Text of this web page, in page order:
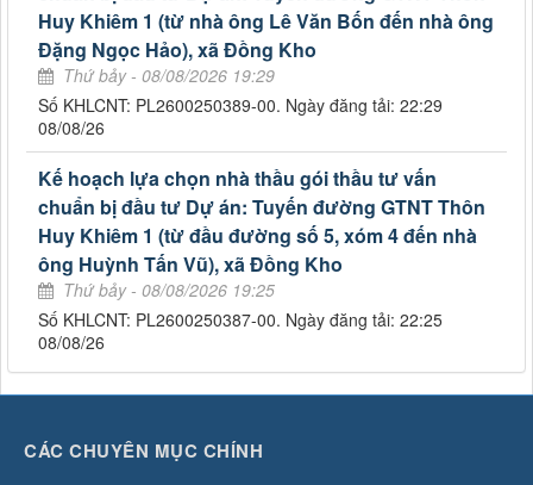
Huy Khiêm 1 (từ nhà ông Lê Văn Bốn đến nhà ông
Đặng Ngọc Hảo), xã Đồng Kho
Thứ bảy - 08/08/2026 19:29
Số KHLCNT: PL2600250389-00. Ngày đăng tải: 22:29
08/08/26
Kế hoạch lựa chọn nhà thầu gói thầu tư vấn
chuẩn bị đầu tư Dự án: Tuyến đường GTNT Thôn
Huy Khiêm 1 (từ đầu đường số 5, xóm 4 đến nhà
ông Huỳnh Tấn Vũ), xã Đồng Kho
Thứ bảy - 08/08/2026 19:25
Số KHLCNT: PL2600250387-00. Ngày đăng tải: 22:25
08/08/26
CÁC CHUYÊN MỤC CHÍNH